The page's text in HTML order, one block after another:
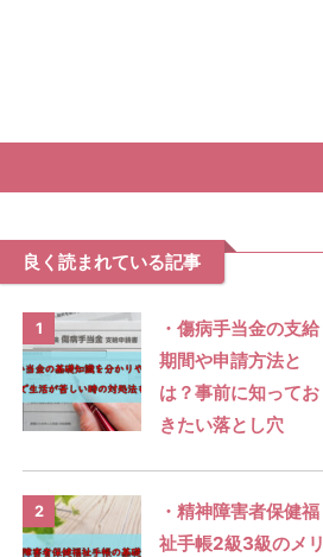
良く読まれている記事
1
・傷病手当金の支給
期間や申請方法と
は？事前に知ってお
きたい落とし穴
2
・精神障害者保健福
祉手帳2級3級のメリ